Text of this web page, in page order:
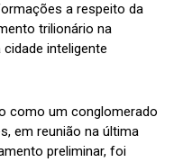
a respeito da
trilionário na
inteligente
como um conglomerado
em reunião na última
preliminar, foi